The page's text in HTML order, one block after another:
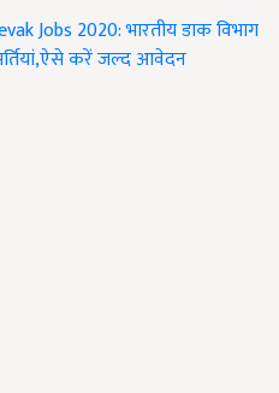
Jobs 2020: भारतीय डाक विभाग
करें जल्द आवेदन